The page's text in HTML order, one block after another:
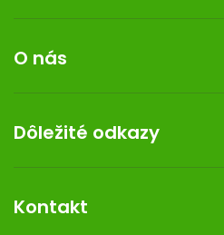
Reklamácia a vrátenie tovaru
Doprava a platba
Darček k nákupu
O nás
Kontakt
Dermocentrum
Dôležité odkazy
Rozhodnutie na prevádzku
Kontakt